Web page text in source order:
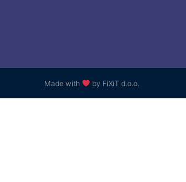
Made with by FiXiT d.o.o.